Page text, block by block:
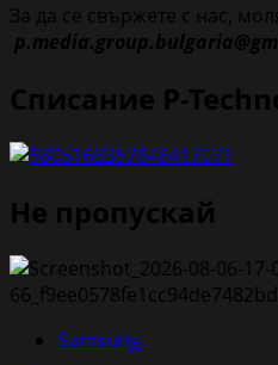
За да се свържете с нас,
Списание P-
Не пропускай
Samsung